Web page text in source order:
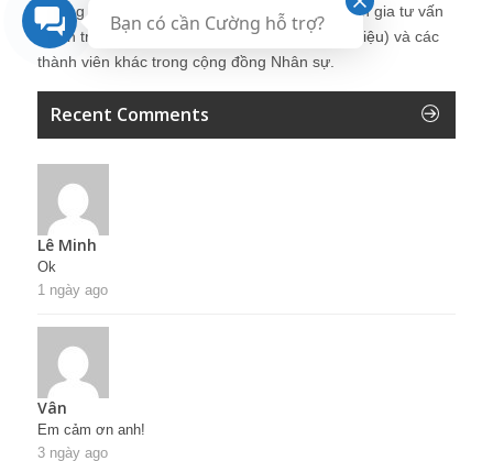
Những bài viết tại blog được chia sẻ bởi chuyên gia tư vấn
Quản trị Nhân sự Nguyễn Hùng Cường (
giới thiệu) và các
thành viên khác trong cộng đồng Nhân sự.
Recent Comments
Lê Minh
Ok
1 ngày ago
Vân
Em cảm ơn anh!
3 ngày ago
Bạn có cần Cường hỗ trợ?